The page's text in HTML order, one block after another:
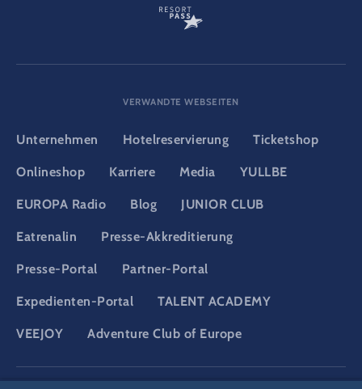
VERWANDTE WEBSEITEN
Unternehmen Hotelreservierung Ticketshop
Onlineshop Karriere Media YULLBE
EUROPA Radio Blog JUNIOR CLUB
Eatrenalin Presse-Akkreditierung
Presse-Portal Partner-Portal
Expedienten-Portal TALENT ACADEMY
VEEJOY Adventure Club of Europe